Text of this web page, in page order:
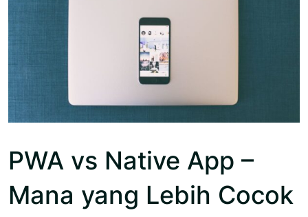
PWA vs Native App –
Mana yang Lebih Cocok